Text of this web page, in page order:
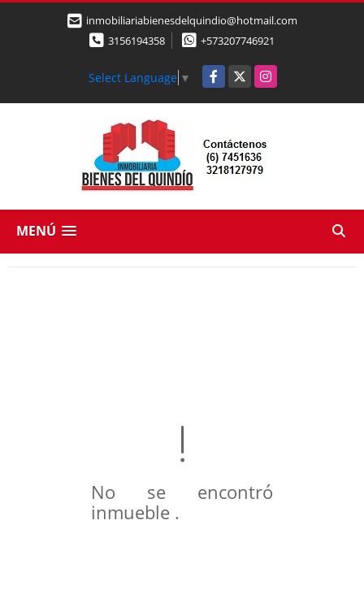
inmobiliariabienesdelquindio@hotmail.com
3156194358
+573207746921
Select Language ▼ Facebook
X Instagram
MENÚ
No se encontró
inmueble .